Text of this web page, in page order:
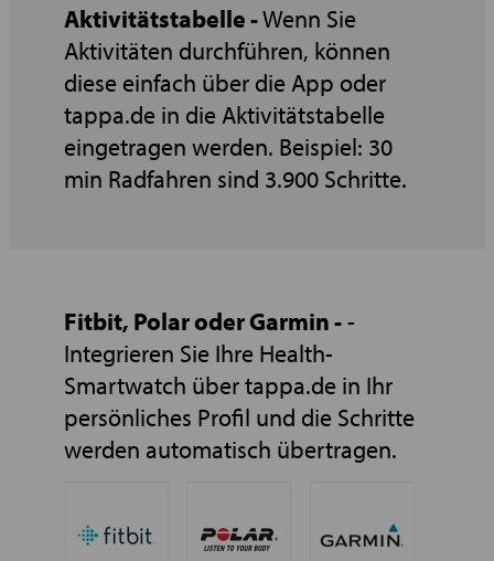
Aktivitätstabelle -Wenn Sie
Aktivitäten durchführen, können
diese einfach über die App oder
tappa.de in die Aktivitätstabelle
eingetragen werden. Beispiel: 30
min Radfahren sind 3.900 Schritte.
Fitbit, Polar oder Garmin --
Integrieren Sie Ihre Health-
Smartwatch über tappa.de in Ihr
persönliches Profil und die Schritte
werden automatisch übertragen.